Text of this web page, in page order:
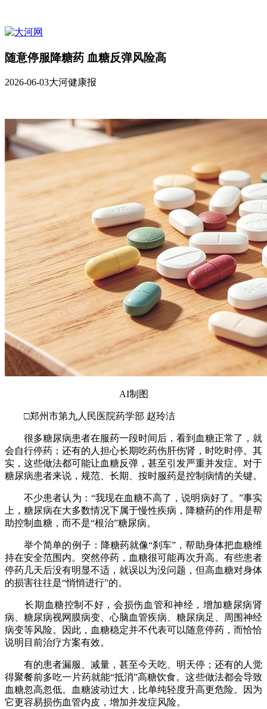
随意停服降糖药 血糖反弹风险高
2026-06-03大河健康报
AI制图
□郑州市第九人民医院药学部 赵玲洁
很多糖尿病患者在服药一段时间后，看到血糖正常了，就
会自行停药；还有的人担心长期吃药伤肝伤肾，时吃时停。其
实，这些做法都可能让血糖反弹，甚至引发严重并发症。对于
糖尿病患者来说，规范、长期、按时服药是控制病情的关键。
不少患者认为：“我现在血糖不高了，说明病好了。”事实
上，糖尿病在大多数情况下属于慢性疾病，降糖药的作用是帮
助控制血糖，而不是“根治”糖尿病。
举个简单的例子：降糖药就像“刹车”，帮助身体把血糖维
持在安全范围内。突然停药，血糖很可能再次升高。有些患者
停药几天后没有明显不适，就误以为没问题，但高血糖对身体
的损害往往是“悄悄进行”的。
长期血糖控制不好，会损伤血管和神经，增加糖尿病肾
病、糖尿病视网膜病变、心脑血管疾病、糖尿病足、周围神经
病变等风险。因此，血糖稳定并不代表可以随意停药，而恰恰
说明目前治疗方案有效。
有的患者漏服、减量，甚至今天吃、明天停；还有的人觉
得聚餐前多吃一片药就能“抵消”高糖饮食。这些做法都会导致
血糖忽高忽低。血糖波动过大，比单纯轻度升高更危险。因为
它更容易损伤血管内皮，增加并发症风险。